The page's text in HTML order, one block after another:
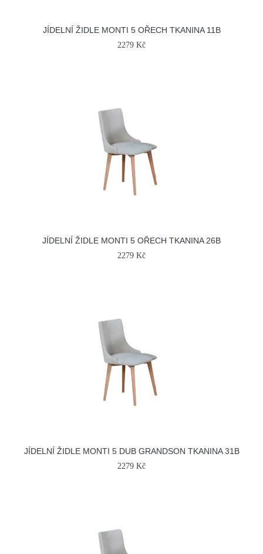
JÍDELNÍ ŽIDLE MONTI 5 OŘECH TKANINA 11B
2279 Kč
JÍDELNÍ ŽIDLE MONTI 5 OŘECH TKANINA 26B
2279 Kč
JÍDELNÍ ŽIDLE MONTI 5 DUB GRANDSON TKANINA 31B
2279 Kč